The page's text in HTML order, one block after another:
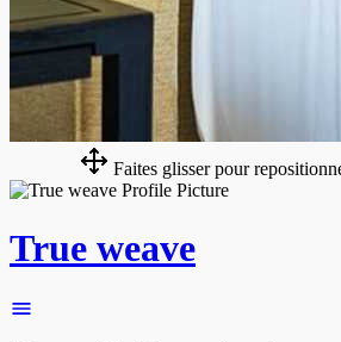
Faites glisser pour
True weave